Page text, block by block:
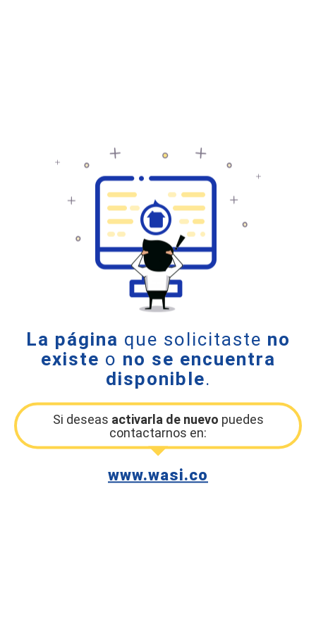
La página que solicitaste no
existe o no se encuentra
disponible.
Si deseas activarla de nuevo puedes
contactarnos en:
www.wasi.co